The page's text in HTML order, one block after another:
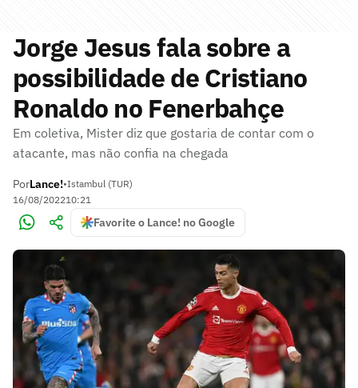
Jorge Jesus fala sobre a
possibilidade de Cristiano
Ronaldo no Fenerbahçe
Em coletiva, Mister diz que gostaria de contar com o
atacante, mas não confia na chegada
PorLance!•Istambul (TUR)
16/08/202210:21
Favorite o Lance! no Google